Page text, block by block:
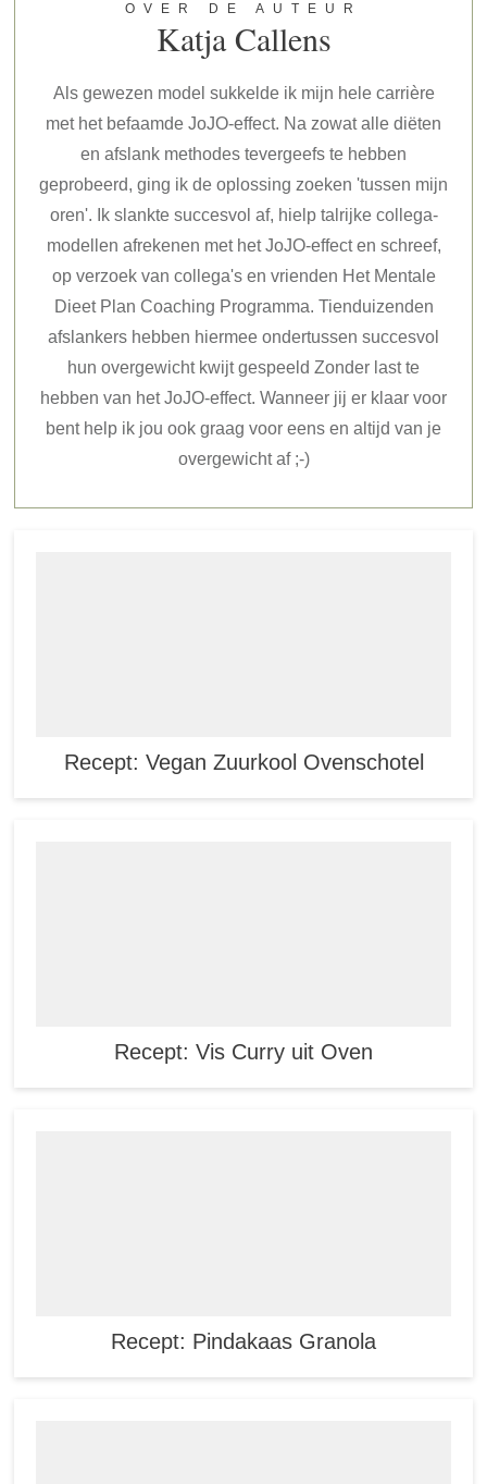
OVER DE AUTEUR
Katja Callens
Als gewezen model sukkelde ik mijn hele carrière
met het befaamde JoJO-effect. Na zowat alle diëten
en afslank methodes tevergeefs te hebben
geprobeerd, ging ik de oplossing zoeken 'tussen mijn
oren'. Ik slankte succesvol af, hielp talrijke collega-
modellen afrekenen met het JoJO-effect en schreef,
op verzoek van collega's en vrienden Het Mentale
Dieet Plan Coaching Programma. Tienduizenden
afslankers hebben hiermee ondertussen succesvol
hun overgewicht kwijt gespeeld Zonder last te
hebben van het JoJO-effect. Wanneer jij er klaar voor
bent help ik jou ook graag voor eens en altijd van je
overgewicht af ;-)
Recept: Vegan Zuurkool Ovenschotel
Recept: Vis Curry uit Oven
Recept: Pindakaas Granola